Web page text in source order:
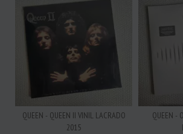
QUEEN - QUEEN II VINIL LACRADO
2015
QUEEN -